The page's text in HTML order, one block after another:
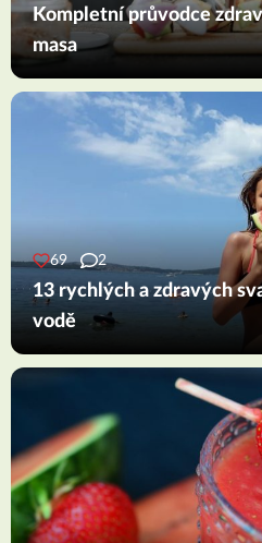
Kompletní průvodce
masa
69 2
13 rychlých a zdravých
vodě